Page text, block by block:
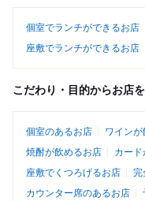
個室でランチができるお店
座敷でランチができるお店
こだわり・目的からお店
個室のあるお店 ワイン
焼酎が飲めるお店
カー
座敷でくつろげるお店
完
カウンター席のあるお店